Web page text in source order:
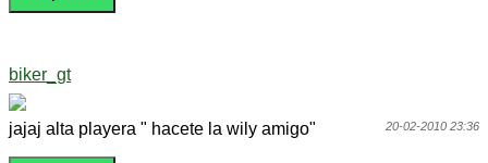
biker_gt
20-02-2010 23:36
jajaj alta playera " hacete la wily amigo"